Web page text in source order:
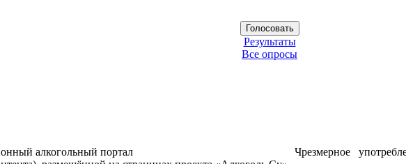
Результаты
Все опросы
алкогольный портал
Чрезмерное